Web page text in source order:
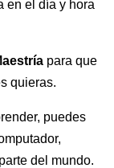
en el día y hora
para que
quieras.
puedes
del mundo.